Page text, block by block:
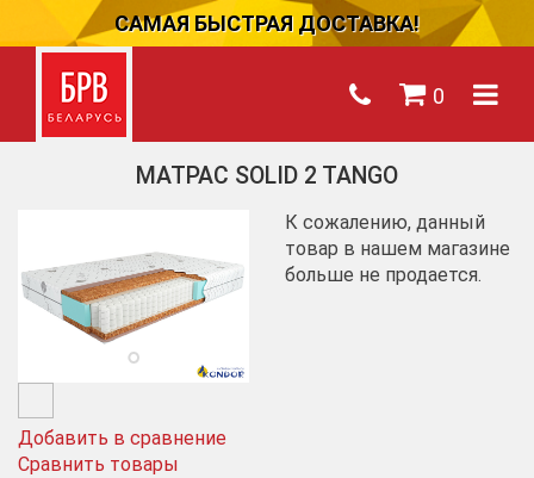
САМАЯ БЫСТРАЯ ДОСТАВКА!
0
МАТРАС SOLID 2 TANGO
Добавить в сравнение
Сравнить товары
К сожалению, данный
товар в нашем магазине
больше не продается.